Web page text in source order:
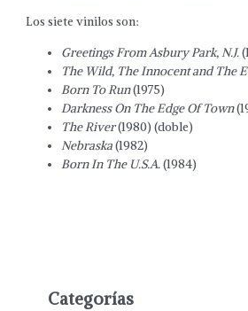
Los siete vinilos son:
Greetings From Asbury Park, N.J.
The Wild, The Innocent and The
Born To Run(1975)
Darkness On The Edge Of Town
The River(1980) (doble)
Nebraska(1982)
Born In The U.S.A.(1984)
Categorías